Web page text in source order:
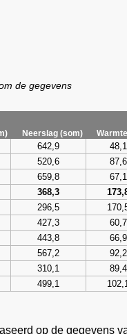
de gegevens
Neerslag (som)
642,9 48,1
520,6 87,6
659,8 67,1
368,3
296,5
427,3 60,7
443,8 66,9
567,2 92,2
310,1 89,4
499,1
op de gegevens